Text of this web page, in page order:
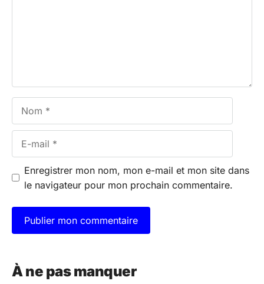
mail
Enregistrer mon nom, mon e-mail et mon site dans
le navigateur pour mon prochain commentaire.
t
À ne pas manquer